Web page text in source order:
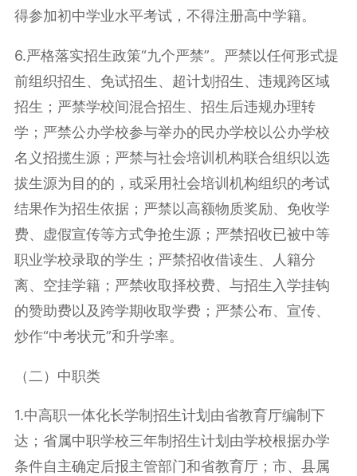
得参加初中学业水平考试，不得注册高中学籍。
6.严格落实招生政策“九个严禁”。 严禁以任何形式提
前组织招生、免试招生、超计划招生、违规跨区域
招生；严禁学校间混合招生、招生后违规办理转
学；严禁公办学校参与举办的民办学校以公办学校
名义招揽生源；严禁与社会培训机构联合组织以选
拔生源为目的的，或采用社会培训机构组织的考试
结果作为招生依据；严禁以高额物质奖励、免收学
费、虚假宣传等方式争抢生源；严禁招收已被中等
职业学校录取的学生；严禁招收借读生、人籍分
离、空挂学籍；严禁收取择校费、与招生入学挂钩
的赞助费以及跨学期收取学费；严禁公布、宣传、
炒作“中考状元”和升学率。
（二）中职类
1.中高职一体化长学制招生计划由省教育厅编制下
达；省属中职学校三年制招生计划由学校根据办学
条件自主确定后报主管部门和省教育厅；市、县属